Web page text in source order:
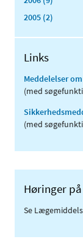
2005 (2)
Links
Meddelelser
(med
(med
Høringer
Se